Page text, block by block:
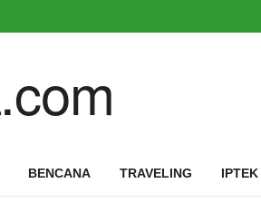
BENCANA TRAVELING IPTEK